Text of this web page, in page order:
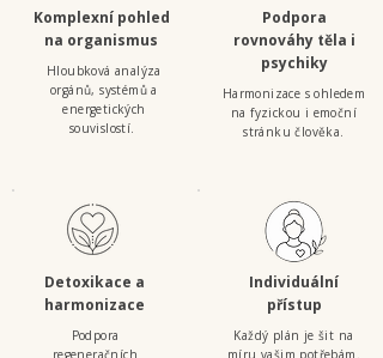
Komplexní pohled
na organismus
Hloubková analýza
orgánů, systémů a
energetických
souvislostí.
Podpora
rovnováhy těla i
psychiky
Harmonizace s ohledem
na fyzickou i emoční
stránku člověka.
Detoxikace a
harmonizace
Podpora
regeneračních
Individuální
přístup
Každý plán je šit na
míru vašim potřebám.